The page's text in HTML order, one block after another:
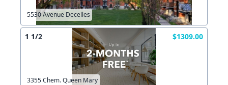
5530 Avenue Decelles
1 1/2 $1309.00
3355 Chem. Queen Mary